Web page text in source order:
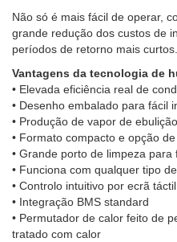
Não só é mais fácil de operar,
grande redução dos custos de
períodos de retorno mais curtos.
Vantagens da tecnologia de
• Elevada eficiência real de
• Desenho embalado para fácil
• Produção de vapor de
• Formato compacto e opção
• Grande porto de limpeza para
• Funciona com qualquer tipo
• Controlo intuitivo por ecrã táctil
• Integração BMS standard
• Permutador de calor feito de
tratado com calor